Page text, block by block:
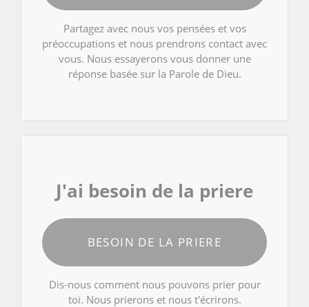
Partagez avec nous vos pensées et vos
préoccupations et nous prendrons contact avec
vous. Nous essayerons vous donner une
réponse basée sur la Parole de Dieu.
J'ai besoin de la priere
BESOIN DE LA PRIERE
Dis-nous comment nous pouvons prier pour
toi. Nous prierons et nous t'écrirons.